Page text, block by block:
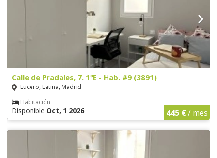
Calle de Pradales, 7. 1ºE - Hab. #9 (3891)
Lucero, Latina, Madrid
Habitación
Disponible Oct, 1 2026 445 €/ mes